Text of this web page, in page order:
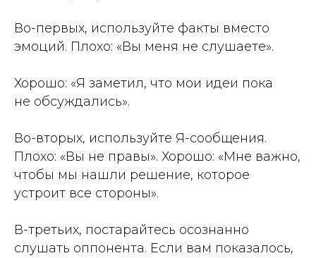
Во-первых, используйте факты вместо
эмоций. Плохо: «Вы меня не слушаете».
Хорошо: «Я заметил, что мои идеи пока
не обсуждались».
Во-вторых, используйте Я-сообщения.
Плохо: «Вы не правы». Хорошо: «Мне важно,
чтобы мы нашли решение, которое
устроит все стороны».
В-третьих, постарайтесь осознанно
слушать оппонента. Если вам показалось,